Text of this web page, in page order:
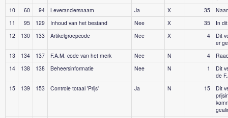
10
60 94 Leveranciersnaam Ja X 35
11
95 129 Inhoud van het bestand Nee X 35
In
12
130 133 Artikelgroepcode Nee X 4
Dit
er
13
134 137 F.A.M. code van het merk Nee N 4
14
138 138 Beheersinformatie Nee N 1
Dit
de
15
139 153 Controle totaal 'Prijs' Ja N 15
Dit